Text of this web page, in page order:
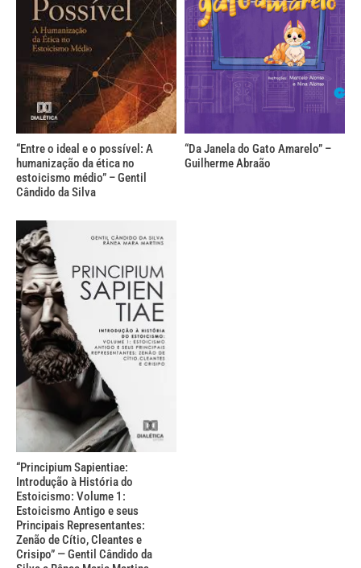
“Entre o ideal e o possível: A
humanização da ética no
estoicismo médio” – Gentil
Cândido da Silva
“Da Janela do Gato Amarelo” –
Guilherme Abraão
“Principium Sapientiae:
Introdução à História do
Estoicismo: Volume 1:
Estoicismo Antigo e seus
Principais Representantes:
Zenão de Cítio, Cleantes e
Crisipo” — Gentil Cândido da